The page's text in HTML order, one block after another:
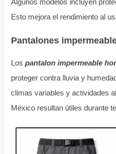
Esto mejora el rendimiento al
Pantalones
Los pantalon impermeable
proteger contra lluvia y
climas variables y actividades
México resultan útiles durante